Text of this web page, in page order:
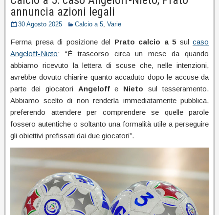
annuncia azioni legali
30 Agosto 2025 Calcio a 5 Varie
Ferma presa di posizione del Prato calcio a 5 sul caso
Angeloff-Nieto: “È trascorso circa un mese da quando
abbiamo ricevuto la lettera di scuse che, nelle intenzioni,
avrebbe dovuto chiarire quanto accaduto dopo le accuse da
parte dei giocatori Angeloffe Nietosul tesseramento.
Abbiamo scelto di non renderla immediatamente pubblica,
preferendo attendere per comprendere se quelle parole
fossero autentiche o soltanto una formalità utile a perseguire
gli obiettivi prefissati dai due giocatori”.